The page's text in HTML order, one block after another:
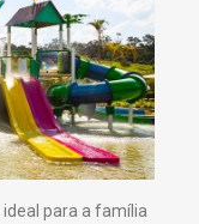
para a família